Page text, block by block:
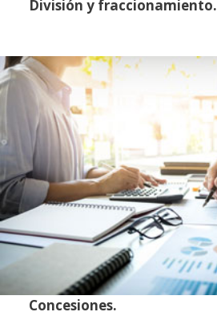
División y fraccionamiento.
Concesiones.